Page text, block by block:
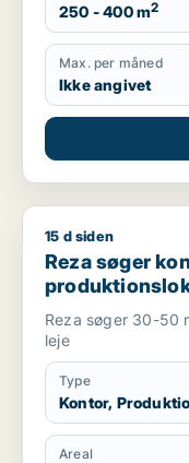
250 - 400 m2
Max. per måned
Ikke angivet
Reza søger kontor
15 d siden
Reza søger
Frederiksberg
Reza søger 30-50
leje
Type
Kontor,
Areal